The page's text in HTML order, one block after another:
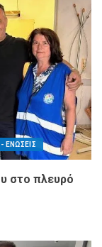
ΕΝΩΣΕΙΣ
στο πλευρό